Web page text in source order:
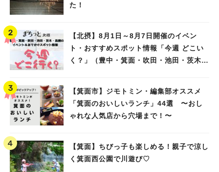
た！
【北摂】8月1日～8月7日開催のイベン
ト・おすすめスポット情報「今週 どこい
く？」（豊中・箕面・吹田・池田・茨木・
【箕面市】ジモトミン・編集部オススメ
「箕面のおいしいランチ」44選 〜おし
ゃれな人気店から穴場まで！〜
【箕面】ちびっ子も楽しめる！親子で涼し
く箕面西公園で川遊び♡